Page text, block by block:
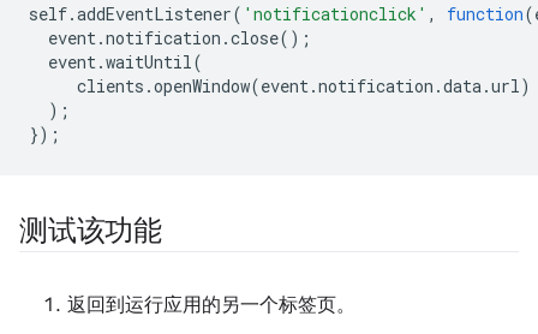
self.addEventListener( 'notificationclick' , function(
event .notification .close();
event .waitUntil (
clients .openWindow(event .notification .data .url )
);
});
测试该功能
返回到运行应用的另一个标签页。